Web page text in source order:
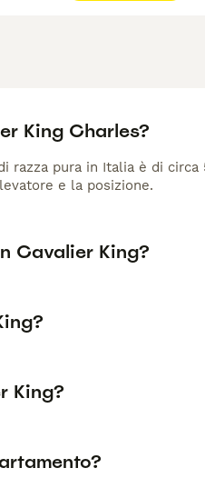
King Charles?
razza pura in Italia è di
e la posizione.
Cavalier King?
King?